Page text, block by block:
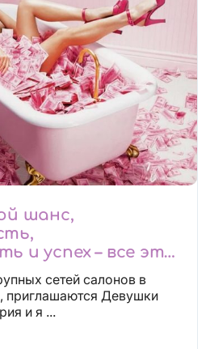
шанс,
и успех – все это
поспеши!
сетей салонов в
приглашаются Девушки
и я ...